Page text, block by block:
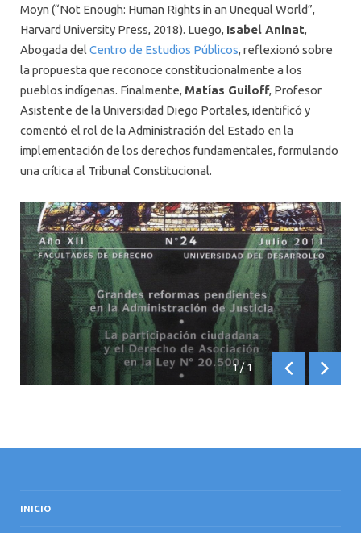
Moyn (“Not Enough: Human Rights in an Unequal World”,
Harvard University Press, 2018). Luego, Isabel Aninat,
Abogada delCentro de Estudios Públicos, reflexionó sobre
la propuesta que reconoce constitucionalmente a los
pueblos indígenas. Finalmente, Matías Guiloff, Profesor
Asistente de la Universidad Diego Portales, identificó y
comentó el rol de la Administración del Estado en la
implementación de los derechos fundamentales, formulando
una crítica al Tribunal Constitucional.
1/ 1
Anterior
INICIO